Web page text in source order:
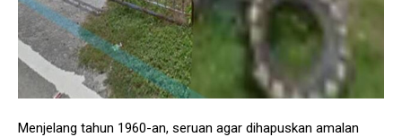
Menjelang tahun 1960-an, seruan agar dihapuskan amalan